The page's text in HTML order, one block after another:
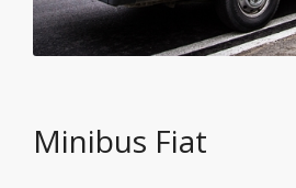
Minibus Fiat